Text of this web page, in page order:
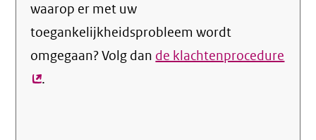
waarop er met uw
toegankelijkheidsprobleem wordt
omgegaan? Volg dan de klachtenprocedure
.